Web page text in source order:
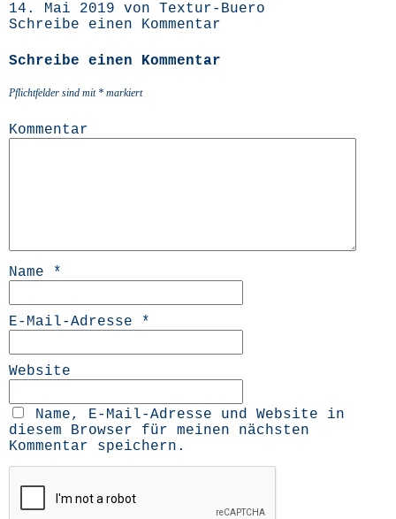
14. Mai 2019 von Textur-Buero
Schreibe einen Kommentar
Schreibe einen Kommentar
Pflichtfelder sind mit * markiert
Kommentar
Name *
E-Mail-Adresse *
Website
Name, E-Mail-Adresse und Website in
diesem Browser für meinen nächsten
Kommentar speichern.